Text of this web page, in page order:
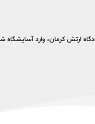
ارتش کرمان، وارد